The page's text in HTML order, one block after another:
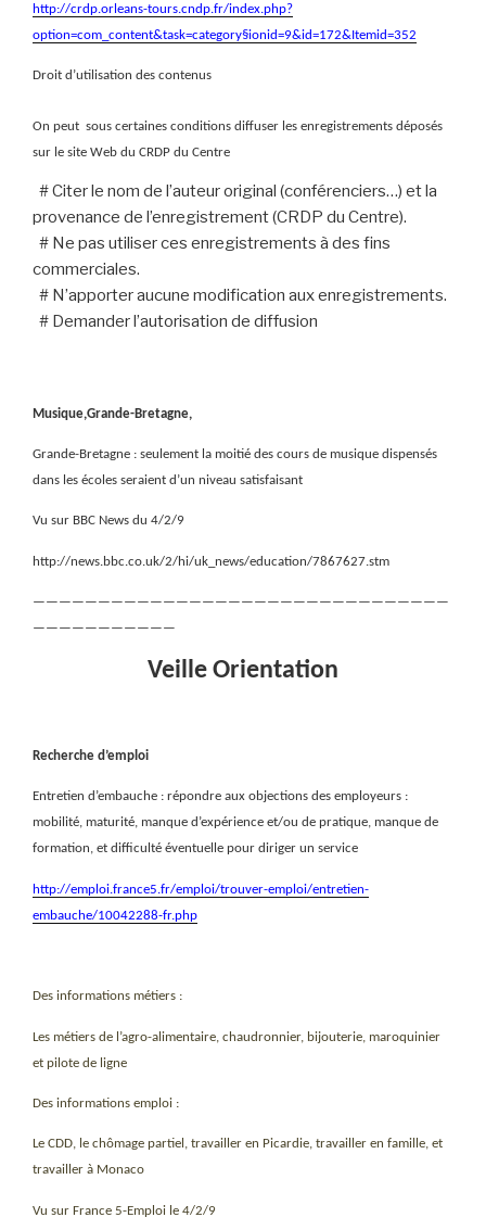
http://crdp.orleans-tours.cndp.fr/index.php?
option=com_content&task=category§ionid=9&id=172&Itemid=352
Droit d’utilisation des contenus
On peut sous certaines conditions diffuser les enregistrements déposés
sur le site Web du CRDP du Centre
# Citer le nom de l’auteur original (conférenciers…) et la
provenance de l’enregistrement (CRDP du Centre).
# Ne pas utiliser ces enregistrements à des fins
commerciales.
# N’apporter aucune modification aux enregistrements.
# Demander l’autorisation de diffusion
Musique,Grande-Bretagne,
Grande-Bretagne : seulement la moitié des cours de musique dispensés
dans les écoles seraient d’un niveau satisfaisant
Vu sur BBC News du 4/2/9
http://news.bbc.co.uk/2/hi/uk_news/education/7867627.stm
————————————————————————————————
———————————
Veille Orientation
Recherche d’emploi
Entretien d’embauche : répondre aux objections des employeurs :
mobilité, maturité, manque d’expérience et/ou de pratique, manque de
formation, et difficulté éventuelle pour diriger un service
http://emploi.france5.fr/emploi/trouver-emploi/entretien-
embauche/10042288-fr.php
Des informations métiers :
Les métiers de l’agro-alimentaire, chaudronnier, bijouterie, maroquinier
et pilote de ligne
Des informations emploi :
Le CDD, le chômage partiel, travailler en Picardie, travailler en famille, et
travailler à Monaco
Vu sur France 5-Emploi le 4/2/9